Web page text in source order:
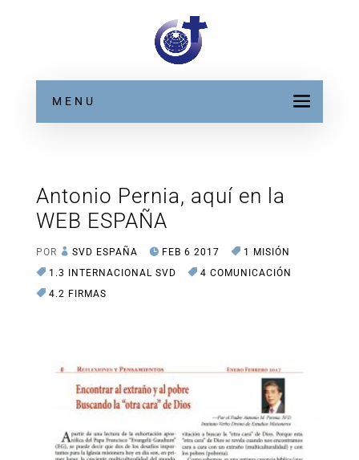
MENU
Antonio Pernia, aquí en la
WEB ESPAÑA
POR SVD ESPAÑA FEB 6 2017
1 MISIÓN
1.3 INTERNACIONAL SVD
4 COMUNICACIÓN
4.2 FIRMAS